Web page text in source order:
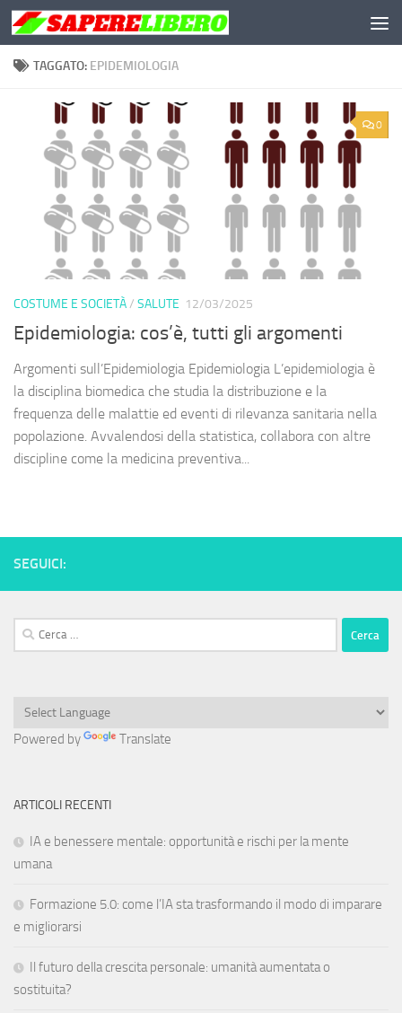
Salta al contenuto
TAGGATO: EPIDEMIOLOGIA
0
COSTUME E SOCIETÀ/ SALUTE 12/03/2025
Epidemiologia: cos’è, tutti gli argomenti
Argomenti sull’Epidemiologia Epidemiologia L’epidemiologia è
la disciplina biomedica che studia la distribuzione e la
frequenza delle malattie ed eventi di rilevanza sanitaria nella
popolazione. Avvalendosi della statistica, collabora con altre
discipline come la medicina preventiva...
SEGUICI:
Ricerca
per:
Powered by Translate
ARTICOLI RECENTI
IA e benessere mentale: opportunità e rischi per la mente
umana
Formazione 5.0: come l’IA sta trasformando il modo di imparare
e migliorarsi
Il futuro della crescita personale: umanità aumentata o
sostituita?